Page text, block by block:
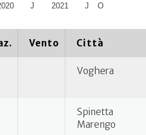
2021
J J O
Vento Città
Voghera
Spinetta
Marengo